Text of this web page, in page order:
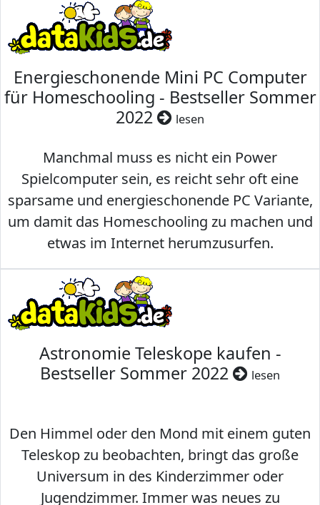
Energieschonende Mini PC Computer
für Homeschooling - Bestseller Sommer
2022
lesen
Manchmal muss es nicht ein Power
Spielcomputer sein, es reicht sehr oft eine
sparsame und energieschonende PC Variante,
um damit das Homeschooling zu machen und
etwas im Internet herumzusurfen.
Astronomie Teleskope kaufen -
Bestseller Sommer 2022
lesen
Den Himmel oder den Mond mit einem guten
Teleskop zu beobachten, bringt das große
Universum in des Kinderzimmer oder
Jugendzimmer. Immer was neues zu